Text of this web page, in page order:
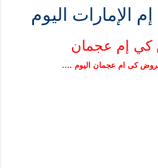
الإمارات اليوم
إم عجمان
كى ام عجمان اليوم ….